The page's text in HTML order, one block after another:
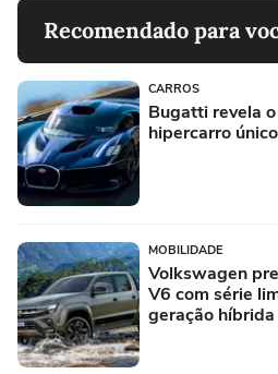
Recomendado para
CARROS
Bugatti revela
hipercarro
MOBILIDADE
Volkswagen
V6 com série
geração híbrida